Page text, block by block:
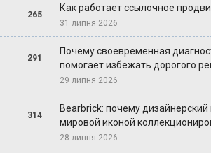
265
Как работает ссылочное
31 липня 2026
291
Почему своевременная
помогает избежать дорогого
29 липня 2026
314
Bearbrick: почему
мировой иконой
28 липня 2026